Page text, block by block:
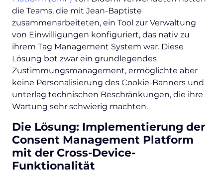
die Teams, die mit Jean-Baptiste
zusammenarbeiteten, ein Tool zur Verwaltung
von Einwilligungen konfiguriert, das nativ zu
ihrem Tag Management System war. Diese
Lösung bot zwar ein grundlegendes
Zustimmungsmanagement, ermöglichte aber
keine Personalisierung des Cookie-Banners und
unterlag technischen Beschränkungen, die ihre
Wartung sehr schwierig machten.
Die Lösung: Implementierung der
Consent Management Platform
mit der Cross-Device-
Funktionalität